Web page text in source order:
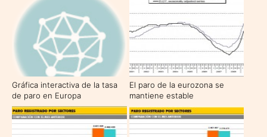
Gráfica interactiva de la tasa
de paro en Europa
El paro de la eurozona se
mantiene estable